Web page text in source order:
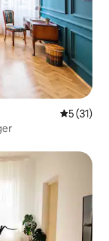
5 de uma
5 (31)